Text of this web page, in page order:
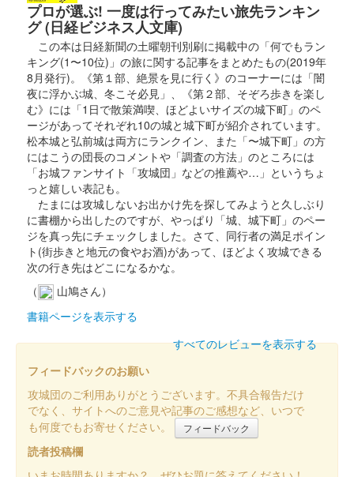
プロが選ぶ! 一度は行ってみたい旅先ランキン
グ (日経ビジネス人文庫)
この本は日経新聞の土曜朝刊別刷に掲載中の「何でもラン
キング(1〜10位)」の旅に関する記事をまとめたもの(2019年
8月発行)。《第１部、絶景を見に行く》のコーナーには「闇
夜に浮かぶ城、冬こそ必見」、《第２部、そぞろ歩きを楽し
む》には「1日で散策満喫、ほどよいサイズの城下町」のペ
ージがあってそれぞれ10の城と城下町が紹介されています。
松本城と弘前城は両方にランクイン、また「〜城下町」の方
にはこうの団長のコメントや「調査の方法」のところには
「お城ファンサイト「攻城団」などの推薦や…」というちょ
っと嬉しい表記も。
たまには攻城しないお出かけ先を探してみようと久しぶり
に書棚から出したのですが、やっぱり「城、城下町」のペー
ジを真っ先にチェックしました。さて、同行者の満足ポイン
ト(街歩きと地元の食やお酒)があって、ほどよく攻城できる
次の行き先はどこになるかな。
（
山鳩さん）
書籍ページを表示する
すべてのレビューを表示する
フィードバックのお願い
攻城団のご利用ありがとうございます。不具合報告だけ
でなく、サイトへのご意見や記事のご感想など、いつで
も何度でもお寄せください。
フィードバック
読者投稿欄